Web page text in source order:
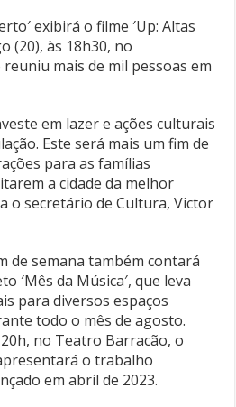
exibirá o filme ′Up: Altas
(20), às 18h30, no
mais de mil pessoas em
em lazer e ações culturais
Este será mais um fim de
para as famílias
a cidade da melhor
o secretário de Cultura, Victor
de semana também contará
′Mês da Música′, que leva
para diversos espaços
todo o mês de agosto.
no Teatro Barracão, o
o trabalho
em abril de 2023.